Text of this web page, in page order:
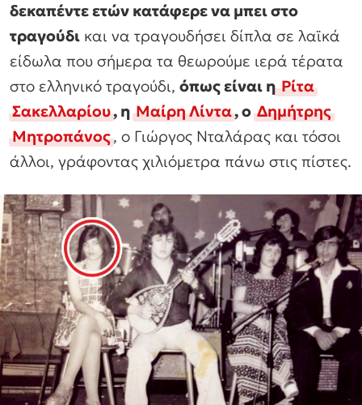
δεκαπέντε ετών κατάφερε να μπει στο
τραγούδι και να τραγουδήσει δίπλα σε λαϊκά
είδωλα που σήμερα τα θεωρούμε ιερά τέρατα
στο ελληνικό τραγούδι, όπως είναι ηΡίτα
Σακελλαρίου, ηΜαίρη Λίντα, οΔημήτρης
Μητροπάνος, ο Γιώργος Νταλάρας και τόσοι
άλλοι, γράφοντας χιλιόμετρα πάνω στις πίστες.